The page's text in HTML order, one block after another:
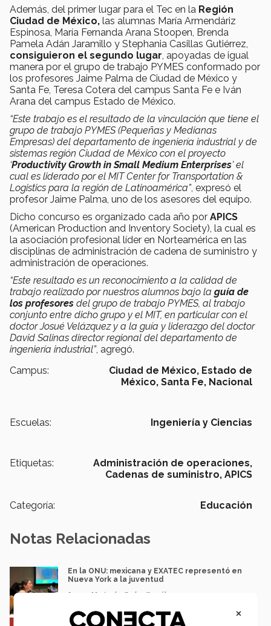
Además, del primer lugar para el Tec en la Región
Ciudad de México, las alumnas María Armendáriz
Espinosa, María Fernanda Arana Stoopen, Brenda
Pamela Adán Jaramillo y Stephania Casillas Gutiérrez,
consiguieron el segundo lugar , apoyadas de igual
manera por el grupo de trabajo PYMES conformado por
los profesores Jaime Palma de Ciudad de México y
Santa Fe, Teresa Cotera del campus Santa Fe e Iván
Arana del campus Estado de México.
“Este trabajo es el resultado de la vinculación que tiene el
grupo de trabajo PYMES (Pequeñas y Medianas
Empresas) del departamento de ingeniería industrial y de
sistemas región Ciudad de México con el proyecto
‘Productivity Growth in Small Medium Enterprises’ el
cual es liderado por el MIT Center for Transportation &
Logistics para la región de Latinoamérica”, expresó el
profesor Jaime Palma, uno de los asesores del equipo.
Dicho concurso es organizado cada año por APICS
(American Production and Inventory Society), la cual es
la asociación profesional líder en Norteamérica en las
disciplinas de administración de cadena de suministro y
administración de operaciones.
“Este resultado es un reconocimiento a la calidad de
trabajo realizado por nuestros alumnos bajo la guía de
los profesores del grupo de trabajo PYMES, al trabajo
conjunto entre dicho grupo y el MIT, en particular con el
doctor Josué Velázquez y a la guía y liderazgo del doctor
David Salinas director regional del departamento de
ingeniería industrial”, agregó.
Campus:
Ciudad de México, Estado de
México, Santa Fe, Nacional
Escuelas: Ingeniería y Ciencias
Etiquetas:
Administración de operaciones,
Cadenas de suministro, APICS
Categoría: Educación
Notas Relacionadas
En la ONU: mexicana y EXATEC representó en
Nueva York a la juventud
Loretta Mariaud y Carlos González
Entre miles: mexicana gana beca de maestría
×